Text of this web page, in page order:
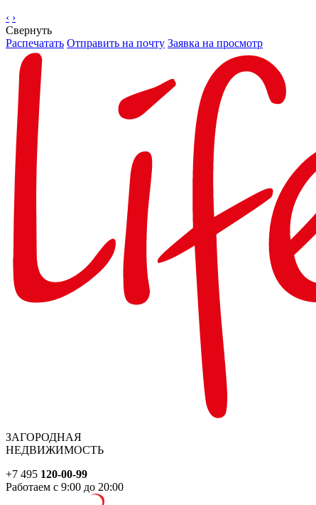
‹ ›
Свернуть
Распечатать Отправить на почту Заявка на просмотр
ЗАГОРОДНАЯ
НЕДВИЖИМОСТЬ
+7 495 120-00-99
Работаем с 9:00 до 20:00